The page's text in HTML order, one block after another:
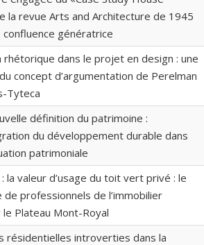
la revue Arts and Architecture de 1945
confluence génératrice
rhétorique dans le projet en design : une
concept d’argumentation de Perelman
Tyteca
définition du patrimoine :
du développement durable dans
patrimoniale
la valeur d’usage du toit vert privé : le
de professionnels de l’immobilier
Plateau Mont-Royal
résidentielles introverties dans la